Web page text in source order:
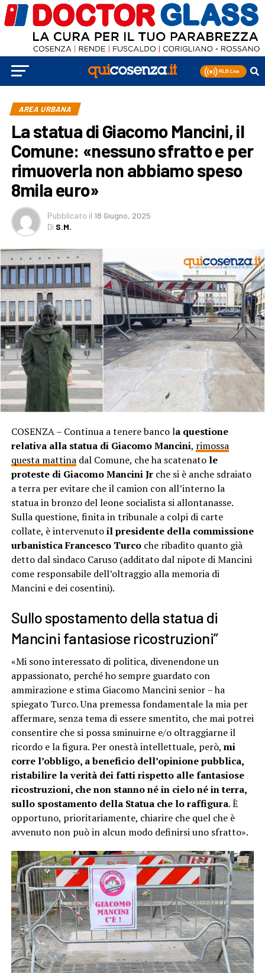
AREA URBANA
La statua di Giacomo Mancini, il
Comune: «nessuno sfratto e per
rimuoverla non abbiamo speso
8mila euro»
Pubblicato il 18 Giugno, 2025
Di S.M.
COSENZA – Continua a tenere banco la questione
relativa alla statua di Giacomo Mancini, rimossa
questa mattinadal Comune, che ha scatenato le
proteste di Giacomo Mancini Jrche si è anche sdraiato
a terra per evitare che il camion con all’interno la
statua in bronzo del leone socialista si allontanasse.
Sulla questione, finita in tribunale a colpi di carte
collate, è intervenutoil presidente della commissione
urbanistica Francesco Turco che ribadito quanto già
detto dal sindaco Caruso (additato dal nipote di Mancini
come responsabile dell’oltraggio alla memoria di
Mancini e dei cosentini).
Sullo spostamento della statua di
Mancini fantasiose ricostruzioni”
«Mi sono interessato di politica, divenendone un
appassionato, perché ho sempre guardato con
ammirazione e stima Giacomo Mancini senior – ha
spiegato Turco. Una premessa fondamentale la mia per
affermare, senza tema di essere smentito, che mai potrei
consentire che si possa sminuirne e/o oltraggiarne il
ricordo e la figura. Per onestà intellettuale, però, mi
corre l’obbligo, a beneficio dell’opinione pubblica,
ristabilire la verità dei fatti rispetto alle fantasiose
ricostruzioni, che non stanno né in cielo né in terra,
sullo spostamento della Statua che lo raffigura. È
opportuno, prioritariamente, chiarire che quel che è
avvenuto non può in alcun modo definirsi uno sfratto».